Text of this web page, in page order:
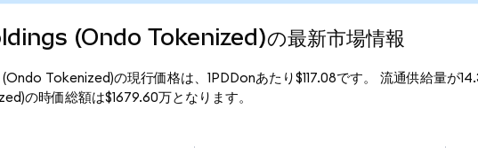
(Ondo Tokenized)の最新市場情報
Tokenized)の現行価格は、1PDDonあたり$117.08です。 流通供給量が
の時価総額は$1679.60万となります。